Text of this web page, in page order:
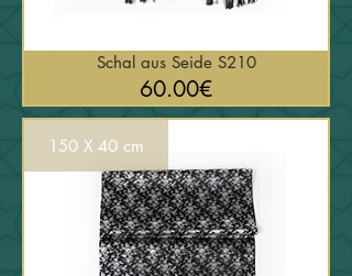
Schal aus Seide S210
60.00€السعر
150 X 40 cm